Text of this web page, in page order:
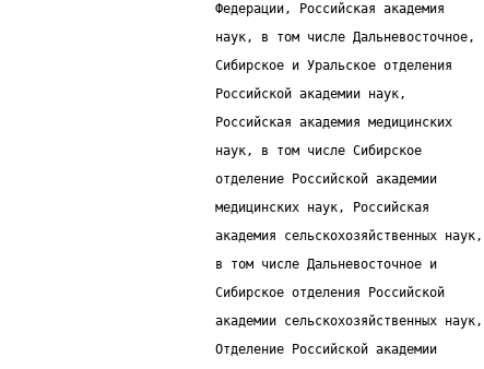
                            Федерации, Российская академия
                            наук, в том числе Дальневосточное,
                            Сибирское и Уральское отделения
                            Российской академии наук,
                            Российская академия медицинских
                            наук, в том числе Сибирское
                            отделение Российской академии
                            медицинских наук, Российская
                            академия сельскохозяйственных наук,
                            в том числе Дальневосточное и
                            Сибирское отделения Российской
                            академии сельскохозяйственных наук,
                            Отделение Российской академии